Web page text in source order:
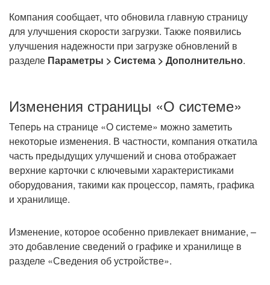
Компания сообщает, что обновила главную страницу
для улучшения скорости загрузки. Также появились
улучшения надежности при загрузке обновлений в
разделе Параметры > Система > Дополнительно.
Изменения страницы «О системе»
Теперь на странице «О системе» можно заметить
некоторые изменения. В частности, компания откатила
часть предыдущих улучшений и снова отображает
верхние карточки с ключевыми характеристиками
оборудования, такими как процессор, память, графика
и хранилище.
Изменение, которое особенно привлекает внимание, –
это добавление сведений о графике и хранилище в
разделе «Сведения об устройстве».